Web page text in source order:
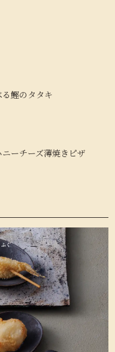
鰹のタタキ
ーチーズ薄焼きピザ